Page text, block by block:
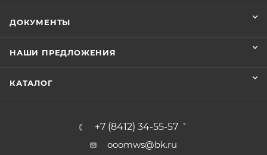
ДОКУМЕНТЫ
НАШИ ПРЕДЛОЖЕНИЯ
КАТАЛОГ
+7 (8412) 34-55-57
ooomws@bk.ru